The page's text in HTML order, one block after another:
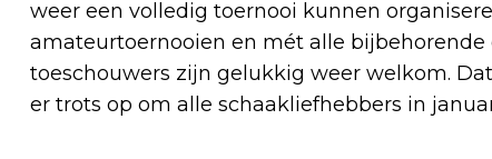
weer een volledig toernooi kunnen
amateurtoernooien en mét alle
toeschouwers zijn gelukkig weer welkom.
er trots op om alle schaakliefhebbers in